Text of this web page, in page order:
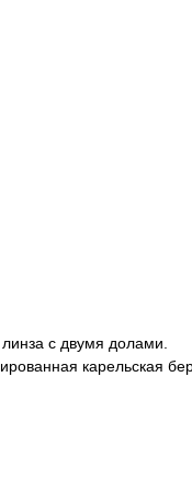
линза с двумя долами.
карельская